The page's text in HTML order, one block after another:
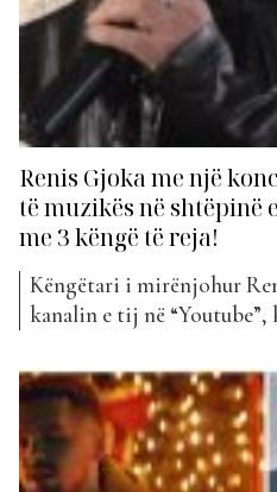
Renis Gjoka me një
të muzikës në
me 3 këngë të reja!
Këngëtari i mirënjohur
kanalin e tij në
dhe këngët e ndara gjatë
kujtojmë me daljet e tij të
e grupit “Burn”...